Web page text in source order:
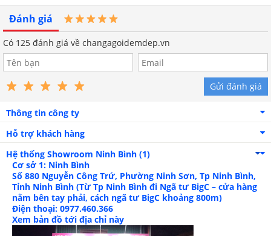
Website: changagoidemdep.vn
Giấy phép ĐKKD số: 0106928824 - Cấp ngày 7/8/2015 do sở kế
hoạch đầu tư TP HN cấp
Đánh giá
Có 125 đánh giá về changagoidemdep.vn
Gửi đánh giá
Thông tin công ty
Hỗ trợ khách hàng
Hệ thống Showroom Ninh Bình (1)
Cơ sở 1: Ninh Bình
Số 880 Nguyễn Công Trứ, Phường Ninh Sơn, Tp Ninh Bình,
Tỉnh Ninh Bình (Từ Tp Ninh Bình đi Ngã tư BigC – cửa hàng
nằm bên tay phải, cách ngã tư BigC khoảng 800m)
Điện thoại: 0977.460.366
Xem bản đồ tới địa chỉ này